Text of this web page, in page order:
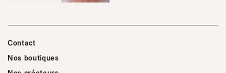
Contact
Nos boutiques